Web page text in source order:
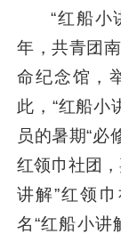
“红船小
年，共青团
命纪念馆，
此，“红船小
员的暑期“必
红领巾社团
讲解”红领
名“红船小讲